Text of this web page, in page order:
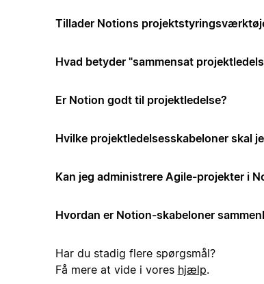
Tillader Notions
Hvad betyder "sammensat
Er Notion godt til projektledelse?
Hvilke projektledelsesskabeloner skal
Kan jeg administrere Agile-projekter i
Hvordan er Notion-skabeloner
Har du stadig flere spørgsmål?
Få mere at vide i vores hjælp.